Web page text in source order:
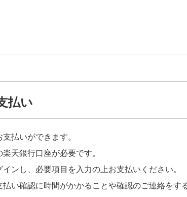
払い
払いができます。
天銀行口座が必要です。
ンし、必要項目を入力の上お支払いください。
払い確認に時間がかかることや確認のご連絡をす